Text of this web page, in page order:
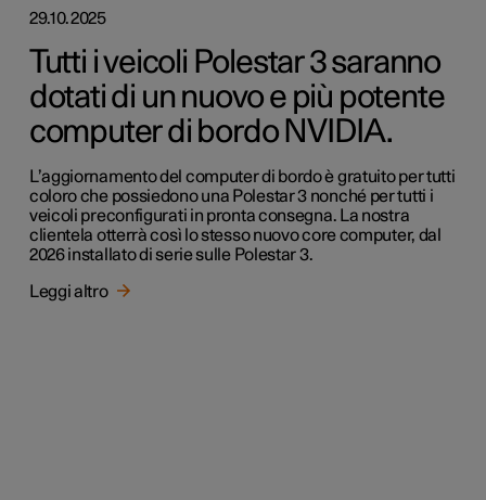
29.10.2025
Tutti i veicoli Polestar 3 saranno
dotati di un nuovo e più potente
computer di bordo NVIDIA.
L’aggiornamento del computer di bordo è gratuito per tutti
coloro che possiedono una Polestar 3 nonché per tutti i
veicoli preconfigurati in pronta consegna. La nostra
clientela otterrà così lo stesso nuovo core computer, dal
2026 installato di serie sulle Polestar 3.
Leggi altro